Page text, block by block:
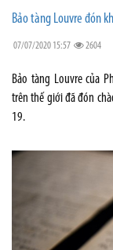
Bảo tàng Louvre đón
07/07/2020 15:57 2604
Bảo tàng Louvre của
trên thế giới đã đón
19.